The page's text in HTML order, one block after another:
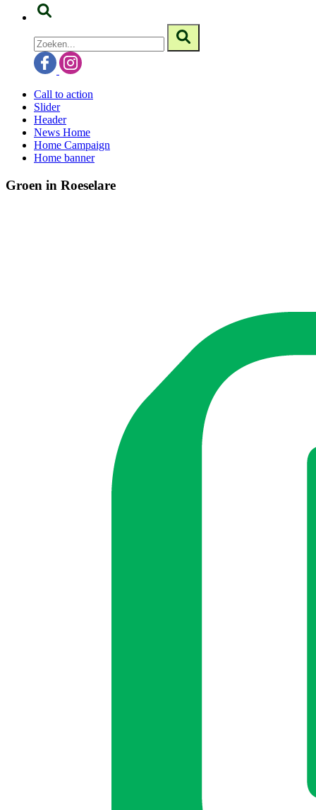
Call to action
Slider
Header
News Home
Home Campaign
Home banner
Groen in Roeselare